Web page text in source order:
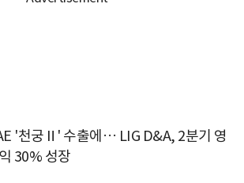
'천궁Ⅱ' 수출에… LIG D&A, 2분기 영
30% 성장